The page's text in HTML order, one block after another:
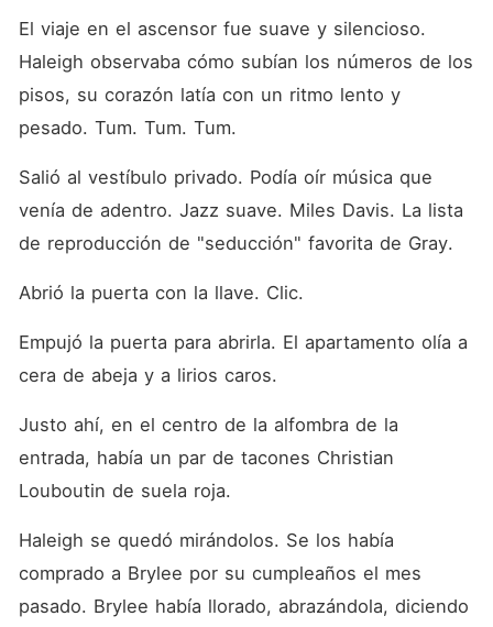
El viaje en el ascensor fue suave y silencioso.
Haleigh observaba cómo subían los números de los
pisos, su corazón latía con un ritmo lento y
pesado. Tum. Tum. Tum.
Salió al vestíbulo privado. Podía oír música que
venía de adentro. Jazz suave. Miles Davis. La lista
de reproducción de "seducción" favorita de Gray.
Abrió la puerta con la llave. Clic.
Empujó la puerta para abrirla. El apartamento olía a
cera de abeja y a lirios caros.
Justo ahí, en el centro de la alfombra de la
entrada, había un par de tacones Christian
Louboutin de suela roja.
Haleigh se quedó mirándolos. Se los había
comprado a Brylee por su cumpleaños el mes
pasado. Brylee había llorado, abrazándola, diciendo